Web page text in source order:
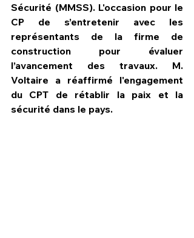
Sécurité (MMSS). L'occasion pour le
CP de s’entretenir avec les
représentants de la firme de
construction pour évaluer
l’avancement des travaux. M.
Voltaire a réaffirmé l'engagement
du CPT de rétablir la paix et la
sécurité dans le pays.